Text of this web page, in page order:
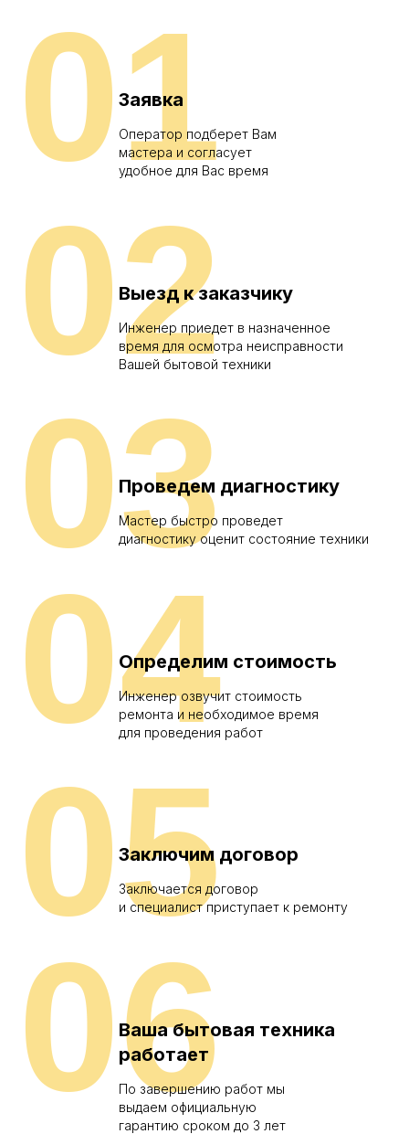
Заявка
Оператор подберет Вам
мастера и согласует
удобное для Вас время
01
Выезд к заказчику
Инженер приедет в назначенное
время для осмотра неисправности
Вашей бытовой техники
02
Проведем диагностику
Мастер быстро проведет
диагностику оценит состояние техники
03
Определим стоимость
Инженер озвучит стоимость
ремонта и необходимое время
для проведения работ
04
Заключим договор
Заключается договор
и специалист приступает к ремонту
05
Ваша бытовая техника
работает
По завершению работ мы
выдаем официальную
гарантию сроком до 3 лет
06